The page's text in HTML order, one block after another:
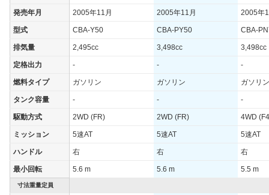
街地)
- - -
WLTCモード(郊
外)
WLTCモード(高
- - -
装備オプション
発売年月 2005年11月 2005年11月 2005年
型式 CBA-Y50 CBA-PY50 CBA-
排気量 2,495cc 3,498cc 3,498cc
定格出力 - - -
燃料タイプ ガソリン ガソリン ガソリン
タンク容量 - - -
駆動方式 2WD (FR) 2WD (FR) 4WD
ミッション 5速AT 5速AT 5速AT
ハンドル 右 右 右
最小回転 5.6 m 5.6 m 5.5 m
寸法重量定員